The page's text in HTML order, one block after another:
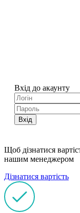
Вхід до акаунту
Вхід
Щоб дізнатися
нашим менеджером
Дізнатися вартість